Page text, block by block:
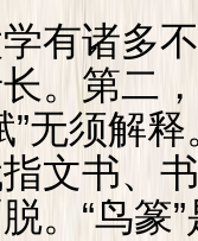
诸多不
。第二
无须解
文书、
。“鸟篆